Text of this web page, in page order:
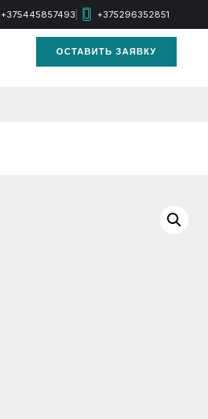
+375445857493 +375296352851
ОСТАВИТЬ ЗАЯВКУ